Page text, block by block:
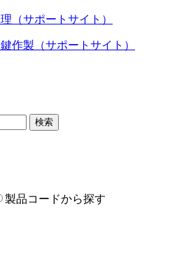
（サポートサイト）
作製（サポートサイト）
検索
製品コードから探す